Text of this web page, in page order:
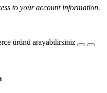
to your account information.
ürünü arayabilirsiniz